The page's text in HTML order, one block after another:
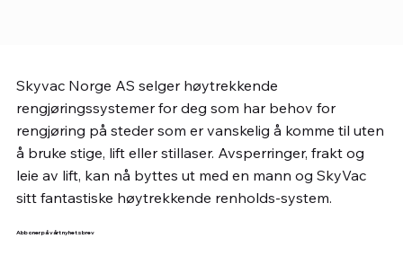
Skyvac Norge AS selger høytrekkende
rengjøringssystemer for deg som har behov for
rengjøring på steder som er vanskelig å komme til uten
å bruke stige, lift eller stillaser. Avsperringer, frakt og
leie av lift, kan nå byttes ut med en mann og SkyVac
sitt fantastiske høytrekkende renholds-system.
Abboner på vårt nyhetsbrev